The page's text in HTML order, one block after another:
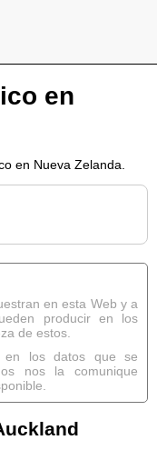
en
en Nueva Zelanda.
en esta Web y a
producir en los
de estos.
en los datos que se
nos la comunique